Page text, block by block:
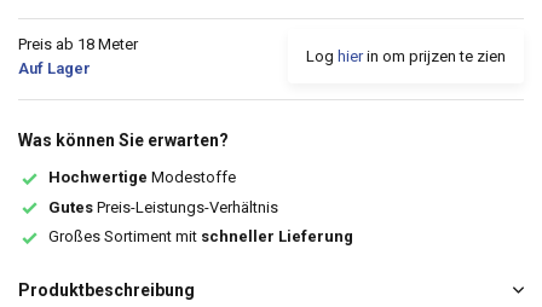
Preis ab 18 Meter
Auf Lager
Log hierin om prijzen te zien
Was können Sie erwarten?
Hochwertige Modestoffe
Gutes Preis-Leistungs-Verhältnis
Großes Sortiment mit schneller Lieferung
Produktbeschreibung